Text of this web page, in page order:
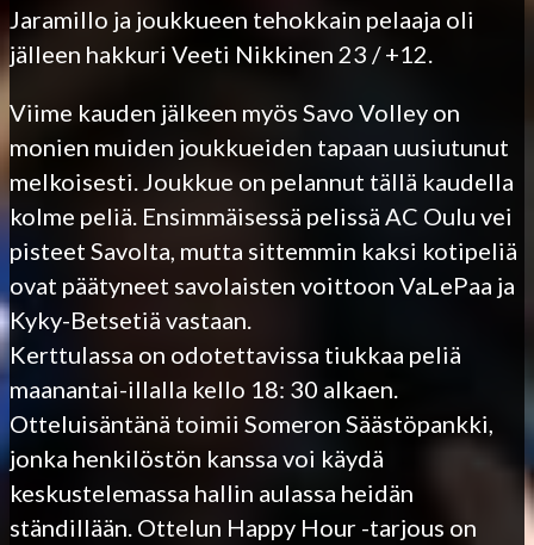
Jaramillo ja joukkueen tehokkain pelaaja oli
jälleen hakkuri Veeti Nikkinen 23 / +12.
Viime kauden jälkeen myös Savo Volley on
monien muiden joukkueiden tapaan uusiutunut
melkoisesti. Joukkue on pelannut tällä kaudella
kolme peliä. Ensimmäisessä pelissä AC Oulu vei
pisteet Savolta, mutta sittemmin kaksi kotipeliä
ovat päätyneet savolaisten voittoon VaLePaa ja
Kyky-Betsetiä vastaan.
Kerttulassa on odotettavissa tiukkaa peliä
maanantai-illalla kello 18: 30 alkaen.
Otteluisäntänä toimii Someron Säästöpankki,
jonka henkilöstön kanssa voi käydä
keskustelemassa hallin aulassa heidän
ständillään. Ottelun Happy Hour -tarjous on